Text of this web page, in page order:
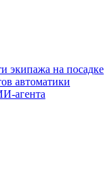
экипажа на посадке
автоматики
агента